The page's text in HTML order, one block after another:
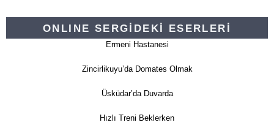
ONLINE SERGİDEKİ ESERLERİ
Ermeni Hastanesi
Zincirlikuyu’da Domates Olmak
Üsküdar’da Duvarda
Hızlı Treni Beklerken